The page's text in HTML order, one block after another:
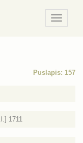
/
Meniu
Puslapis: 157
1711